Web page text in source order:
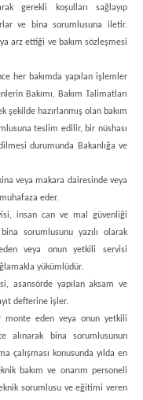
gerekli koşulları sağlayıp
ve bina sorumlusuna iletir.
arz ettiği ve bakım sözleşmesi
her bakımda yapılan işlemler
Bakımı, Bakım Talimatları
şekilde hazırlanmış olan bakım
teslim edilir, bir nüshası
durumunda Bakanlığa ve
veya makara dairesinde veya
eder.
insan can ve mal güvenliği
sorumlusunu yazılı olarak
veya onun yetkili servisi
yükümlüdür.
asansörde yapılan aksam ve
defterine işler.
monte eden veya onun yetkili
alınarak bina sorumlusunun
çalışması konusunda yılda en
bakım ve onarım personeli
sorumlusu ve eğitimi veren